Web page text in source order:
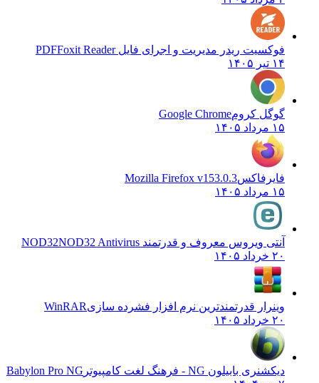
فوکسیت ریدر مدیریت و اجرای فایل PDF Foxit Reader
گوگل کروم Google Chrome
فایرفاکسMozilla Firefox v153.0.3
آنتی ویروس معروف و قدرتمند NOD32 NOD32 Antivirus
وینرار قدرتمندترین نرم افزار فشرده سازیWinRAR
دیکشنری بابیلون NG - فرهنگ لغت کامپیوتر
Babylon Pro NG